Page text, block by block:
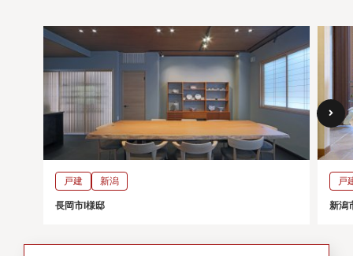
戸建 新潟
長岡市I様邸
戸
新潟